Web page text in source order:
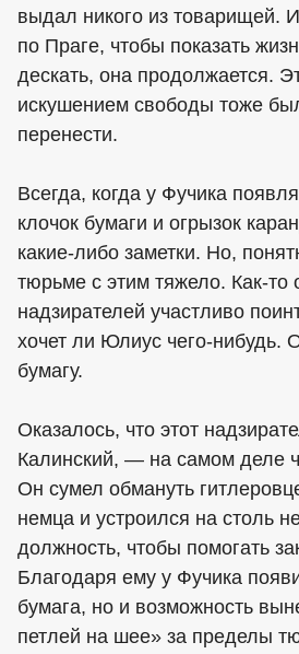
выдал никого из товарищей.
по Праге, чтобы показать
дескать, она продолжается.
искушением свободы тоже
перенести.
Всегда, когда у Фучика
клочок бумаги и огрызок
какие-либо заметки. Но,
тюрьме с этим тяжело. Как-то
надзирателей участливо
хочет ли Юлиус чего-нибудь.
бумагу.
Оказалось, что этот
Калинский, — на самом деле
Он сумел обмануть
немца и устроился на столь
должность, чтобы помогать
Благодаря ему у Фучика
бумага, но и возможность
петлей на шее» за пределы